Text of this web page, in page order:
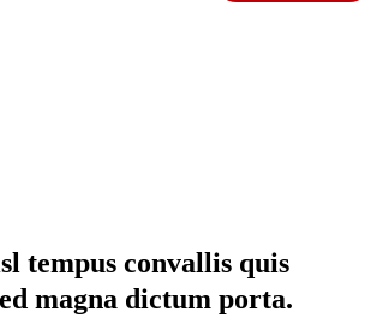
tempus convallis quis
magna dictum porta.